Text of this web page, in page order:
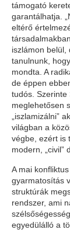
támogató
garantálhatja.
eltérő
iszlámon belül,
tanulnunk,
mondta. A
de éppen
tudós. Szerinte
meglehetősen
„iszlamizálni”
világban a
végbe, ezért is
modern, „civil”
A mai
gyarmatosítás
struktúrák
rendszer, ami
egyedülálló a